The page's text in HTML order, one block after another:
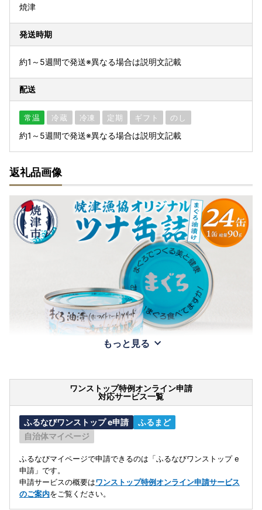
焼津
発送時期
約1～5週間で発送※異なる場合は説明文記載
配送
常温 冷蔵 冷凍 定期 ギフト のし
約1～5週間で発送※異なる場合は説明文記載
返礼品画像
もっと見る
ワンストップ特例オンライン申請
対応サービス一覧
ふるなびワンストップ e申請
ふるまど
自治体マイページ
ふるなびマイページで申請できるのは「ふるなびワンストップ e
申請」です。
申請サービスの概要はワンストップ特例オンライン申請サービス
のご案内をご覧ください。